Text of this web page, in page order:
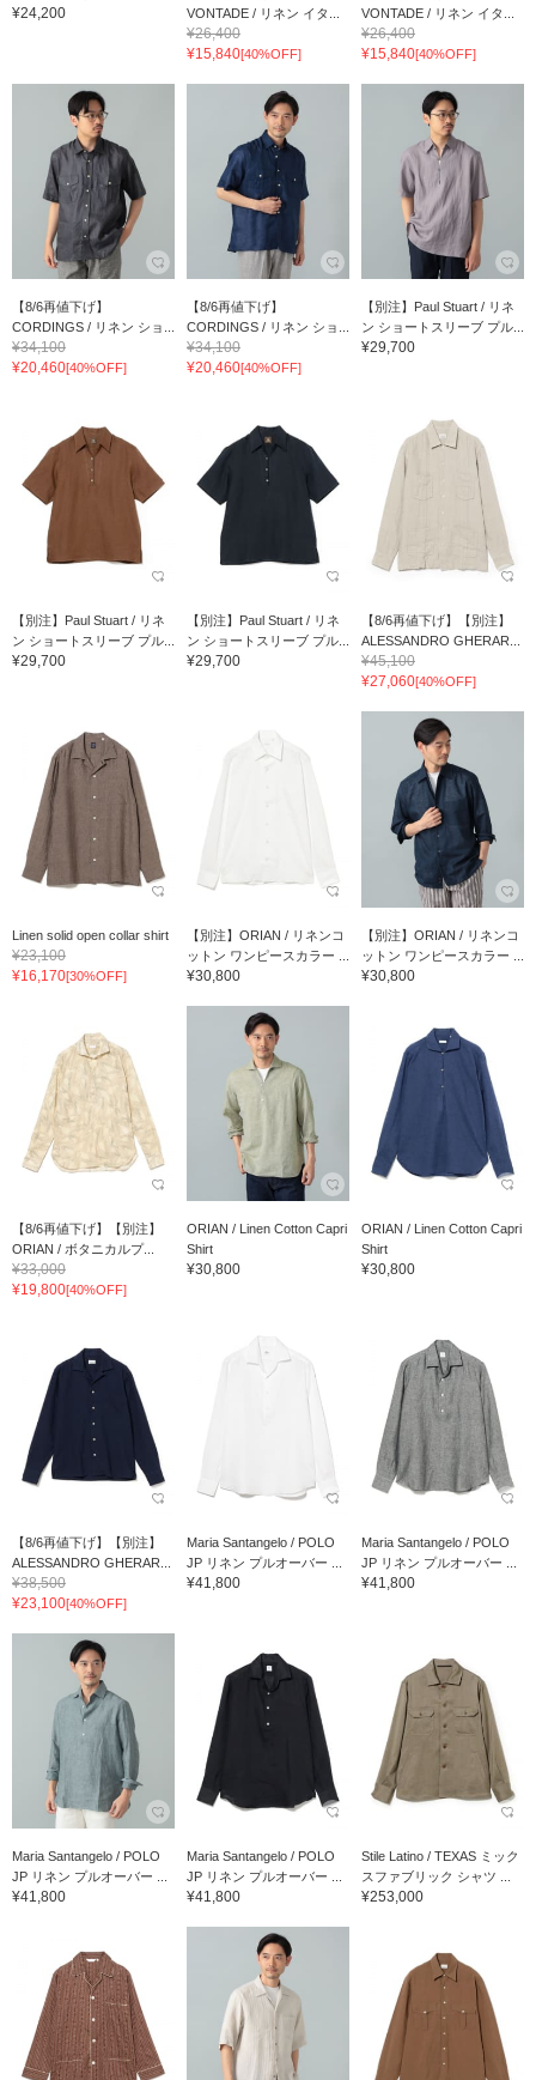
¥24,200
VONTADE / リネン イタ...
¥26,400
¥15,840[40%OFF]
VONTADE / リネン イタ...
¥26,400
¥15,840[40%OFF]
【8/6再値下げ】
CORDINGS / リネン ショ...
¥34,100
¥20,460[40%OFF]
【8/6再値下げ】
CORDINGS / リネン ショ...
¥34,100
¥20,460[40%OFF]
【別注】Paul Stuart / リネ
ン ショートスリーブ プル...
¥29,700
【別注】Paul Stuart / リネ
ン ショートスリーブ プル...
¥29,700
【別注】Paul Stuart / リネ
ン ショートスリーブ プル...
¥29,700
【8/6再値下げ】【別注】
ALESSANDRO GHERAR...
¥45,100
¥27,060[40%OFF]
Linen solid open collar shirt
¥23,100
¥16,170[30%OFF]
【別注】ORIAN / リネンコ
ットン ワンピースカラー ...
¥30,800
【別注】ORIAN / リネンコ
ットン ワンピースカラー ...
¥30,800
【8/6再値下げ】【別注】
ORIAN / ボタニカルプ...
¥33,000
¥19,800[40%OFF]
ORIAN / Linen Cotton Capri
Shirt
¥30,800
ORIAN / Linen Cotton Capri
Shirt
¥30,800
【8/6再値下げ】【別注】
ALESSANDRO GHERAR...
¥38,500
¥23,100[40%OFF]
Maria Santangelo / POLO
JP リネン プルオーバー ...
¥41,800
Maria Santangelo / POLO
JP リネン プルオーバー ...
¥41,800
Maria Santangelo / POLO
JP リネン プルオーバー ...
¥41,800
Maria Santangelo / POLO
JP リネン プルオーバー ...
¥41,800
Stile Latino / TEXAS ミック
スファブリック シャツ ...
¥253,000